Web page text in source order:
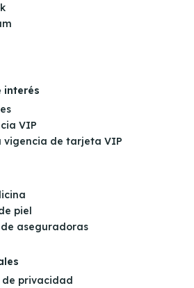
interés
VIP
vigencia de tarjeta VIP
piel
aseguradoras
de privacidad